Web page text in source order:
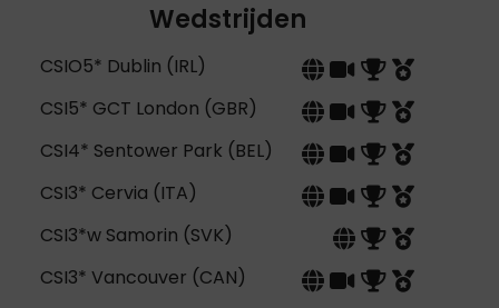
Wedstrijden
CSIO5* Dublin (IRL)
CSI5* GCT London (GBR)
CSI4* Sentower Park (BEL)
CSI3* Cervia (ITA)
CSI3*w Samorin (SVK)
CSI3* Vancouver (CAN)